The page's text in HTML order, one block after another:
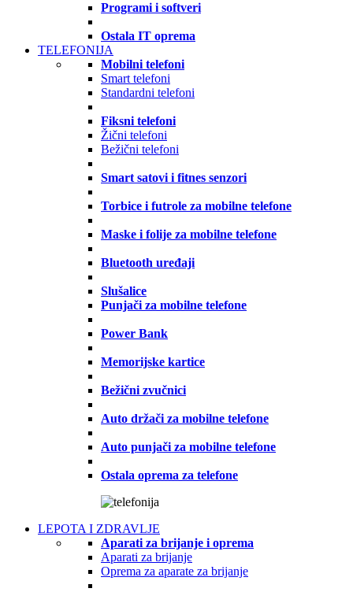
Programi i softveri
Ostala IT oprema
TELEFONIJA
Mobilni telefoni
Smart telefoni
Standardni telefoni
Fiksni telefoni
Žični telefoni
Bežični telefoni
Smart satovi i fitnes senzori
Torbice i futrole za mobilne telefone
Maske i folije za mobilne telefone
Bluetooth uređaji
Slušalice
Punjači za mobilne telefone
Power Bank
Memorijske kartice
Bežični zvučnici
Auto držači za mobilne telefone
Auto punjači za mobilne telefone
Ostala oprema za telefone
LEPOTA I ZDRAVLJE
Aparati za brijanje i oprema
Aparati za brijanje
Oprema za aparate za brijanje